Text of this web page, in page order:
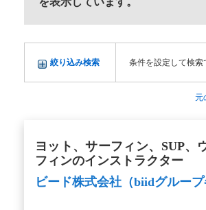
絞り込み検索 条件を設定して検索
元
ヨット、サーフィン、SUP、
フィンのインストラクター
ビード株式会社（biidグループ